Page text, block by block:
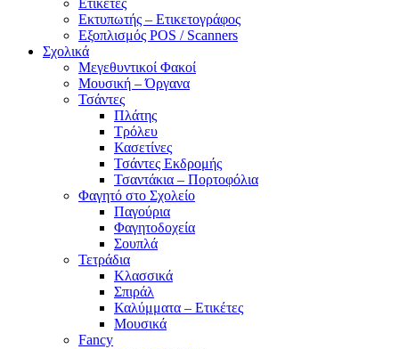
Εκτυπωτής – Ετικετογράφος
Εξοπλισμός POS / Scanners
Σχολικά
Μεγεθυντικοί Φακοί
Μουσική – Όργανα
Τσάντες
Πλάτης
Τρόλευ
Κασετίνες
Τσάντες Εκδρομής
Τσαντάκια – Πορτοφόλια
Φαγητό στο Σχολείο
Παγούρια
Φαγητοδοχεία
Σουπλά
Τετράδια
Κλασσικά
Σπιράλ
Καλύμματα – Ετικέτες
Μουσικά
Fancy